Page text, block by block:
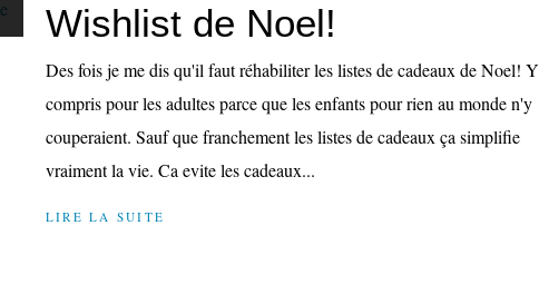
Wishlist de Noel!
Des fois je me dis qu'il faut réhabiliter les listes de cadeaux de Noel! Y
compris pour les adultes parce que les enfants pour rien au monde n'y
couperaient. Sauf que franchement les listes de cadeaux ça simplifie
vraiment la vie. Ca evite les cadeaux...
LIRE LA SUITE